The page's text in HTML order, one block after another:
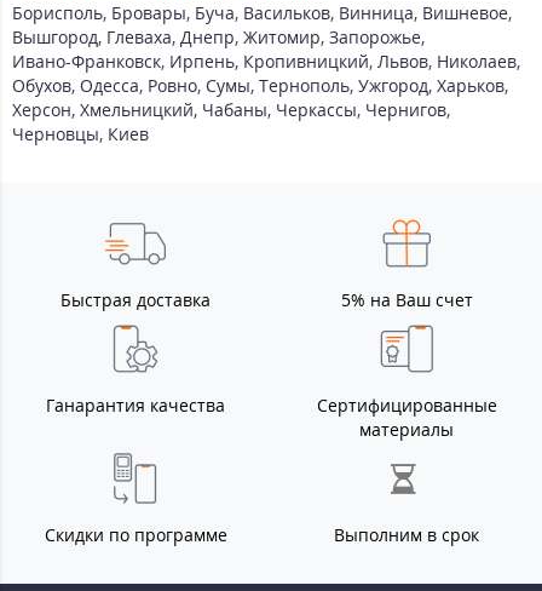
Борисполь, Бровары, Буча, Васильков, Винница, Вишневое,
Вышгород, Глеваха, Днепр, Житомир, Запорожье,
Ивано-Франковск, Ирпень, Кропивницкий, Львов, Николаев,
Обухов, Одесса, Ровно, Сумы, Тернополь, Ужгород, Харьков,
Херсон, Хмельницкий, Чабаны, Черкассы, Чернигов,
Черновцы, Киев
Быстрая доставка 5% на Ваш счет
Ганарантия качества
Сертифицированные
материалы
Скидки по программе Выполним в срок